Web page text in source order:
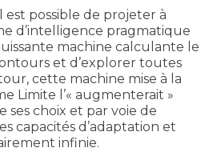
est possible de projeter à
d’intelligence pragmatique
machine calculante le
et d’explorer toutes
cette machine mise à la
Limite l’« augmenterait »
ses choix et par voie de
capacités d’adaptation et
infinie.